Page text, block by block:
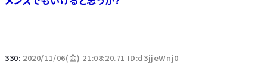
330: 2020/11/06(金) 21:08:20.71 ID:d3jjeWnj0